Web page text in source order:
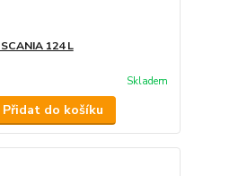
124 L
Skladem
Přidat do košíku